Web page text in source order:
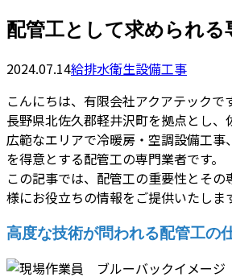
配管工として求められる
2024.07.14給排水衛生設備工事
こんにちは、有限会社アクアテックで
長野県北佐久郡軽井沢町を拠点とし、
広範なエリアで冷暖房・空調設備工事
を得意とする配管工の専門業者です。
この記事では、配管工の重要性とその
様にお役立ちの情報をご提供いたしま
高度な技術が問われる配管工の